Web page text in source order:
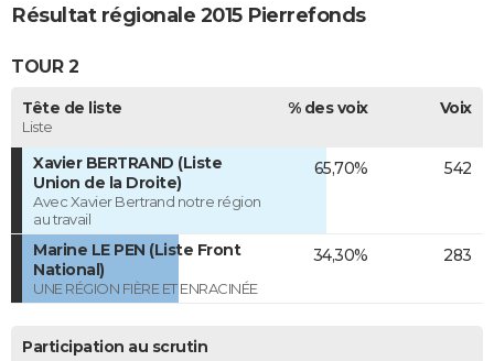
Résultat régionale 2015 Pierrefonds
TOUR 2
Tête de liste
Liste
% des voix Voix
Xavier BERTRAND (Liste
Union de la Droite)
Avec Xavier Bertrand notre région
au travail
65,70% 542
Marine LE PEN (Liste Front
National)
UNE RÉGION FIÈRE ET ENRACINÉE
34,30% 283
Participation au scrutin